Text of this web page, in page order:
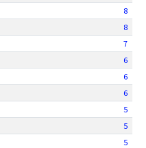
8
8
7
6
6
6
5
5
5